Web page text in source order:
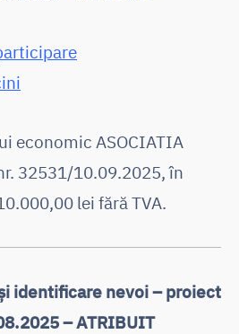
economic ASOCIATIA
32531/10.09.2025, în
lei fără TVA.
identificare nevoi – proiect
– ATRIBUIT